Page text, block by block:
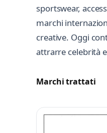
sportswear,
marchi
creative. Oggi
attrarre celebrità
Marchi trattati